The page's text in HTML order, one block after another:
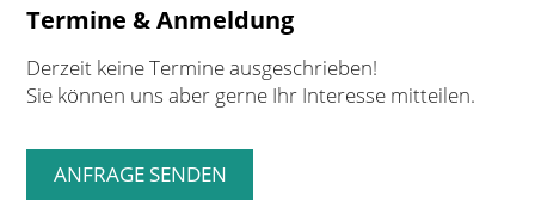
Termine & Anmeldung
Derzeit keine Termine ausgeschrieben!
Sie können uns aber gerne Ihr Interesse mitteilen.